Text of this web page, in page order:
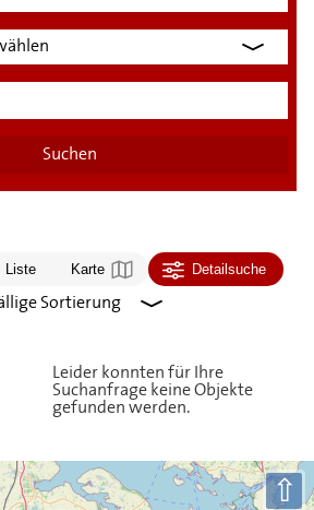
Liste Karte Detailsuche
Leider konnten für Ihre
Suchanfrage keine Objekte
gefunden werden.
⇧